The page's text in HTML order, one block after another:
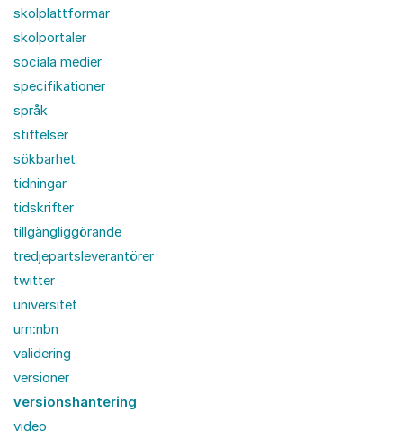
skolplattformar
skolportaler
sociala medier
specifikationer
språk
stiftelser
sökbarhet
tidningar
tidskrifter
tillgängliggörande
tredjepartsleverantörer
twitter
universitet
urn:nbn
validering
versioner
versionshantering
video